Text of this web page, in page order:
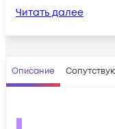
Читать далее
Описание